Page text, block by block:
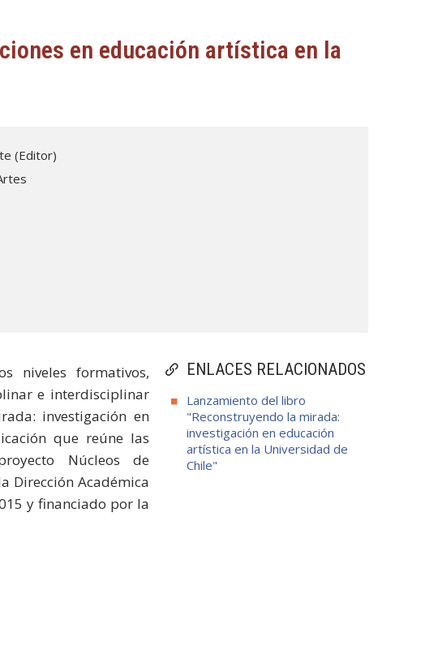
en educación artística en la
(Editor)
ENLACES RELACIONADOS
Lanzamiento del libro
"Reconstruyendo la mirada:
investigación en educación
artística en la Universidad de
Chile"
niveles formativos,
e interdisciplinar
investigación en
que reúne las
Núcleos de
Dirección Académica
y financiado por la